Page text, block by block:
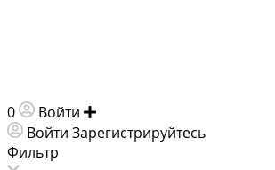
0 Войти
Войти Зарегистрируйтесь
Фильтр